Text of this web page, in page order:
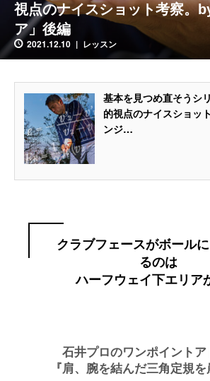
視点のナイスショット考察。
ア」後編
2021.12.10 レッスン
基本を見つめ直そうシ
的視点のナイスショッ
ンジ…
クラブフェースがボール
るのは
ハーフウェイ下エリア
石井プロのワンポイントア
『肩、腕を結んだ三角定規を